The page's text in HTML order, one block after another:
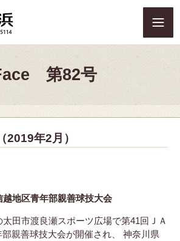
第82号
年2月）
地区青年部親善球技大会
田市渡良瀬スポーツ広場で第41回ＪＡ
親善球技大会が開催され、 神奈川県